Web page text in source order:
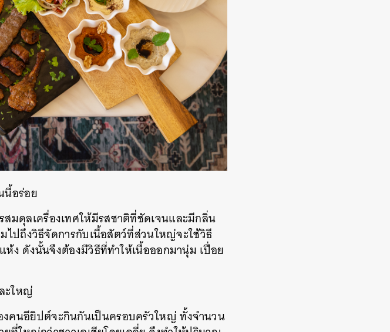
นี้อร่อย
มดุลเครื่องเทศให้มีรสชาติที่ชัดเจนและมีกลิ่น
ปถึงวิธีจัดการกับเนื้อสัตว์ที่ส่วนใหญ่จะใช้วิธี
ง ดังนั้นจึงต้องมีวิธีที่ทำให้เนื้อออกมานุ่ม เปื่อย
ะใหญ่
คนอียิปต์จะกินกันเป็นครอบครัวใหญ่ ทั้งจำนวน